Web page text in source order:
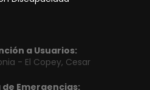
a Usuarios:
- El Copey, Cesar
Emergencias: